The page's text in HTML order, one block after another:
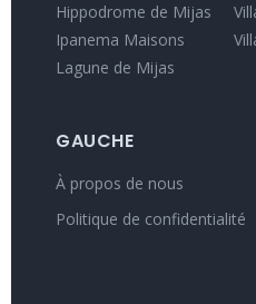
Hippodrome de Mijas
Ipanema Maisons
Lagune de Mijas
GAUCHE
À propos de nous
Politique de confidentialité